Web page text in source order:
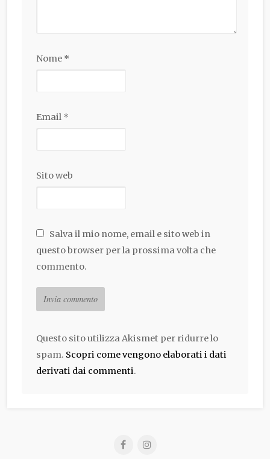
Nome *
Email *
Sito web
Salva il mio nome, email e sito web in
questo browser per la prossima volta che
commento.
Questo sito utilizza Akismet per ridurre lo
spam. Scopri come vengono elaborati i dati
derivati dai commenti.